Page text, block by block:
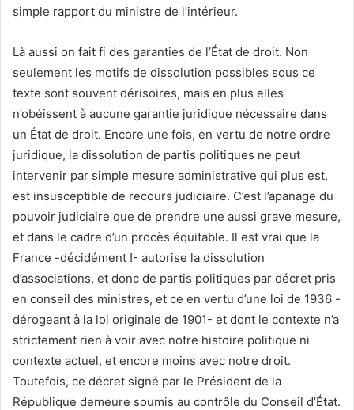
simple rapport du ministre de l’intérieur.
Là aussi on fait fi des garanties de l’État de droit. Non
seulement les motifs de dissolution possibles sous ce
texte sont souvent dérisoires, mais en plus elles
n’obéissent à aucune garantie juridique nécessaire dans
un État de droit. Encore une fois, en vertu de notre ordre
juridique, la dissolution de partis politiques ne peut
intervenir par simple mesure administrative qui plus est,
est insusceptible de recours judiciaire. C’est l’apanage du
pouvoir judiciaire que de prendre une aussi grave mesure,
et dans le cadre d’un procès équitable. Il est vrai que la
France -décidément !- autorise la dissolution
d’associations, et donc de partis politiques par décret pris
en conseil des ministres, et ce en vertu d’une loi de 1936 -
dérogeant à la loi originale de 1901- et dont le contexte n’a
strictement rien à voir avec notre histoire politique ni
contexte actuel, et encore moins avec notre droit.
Toutefois, ce décret signé par le Président de la
République demeure soumis au contrôle du Conseil d’État.